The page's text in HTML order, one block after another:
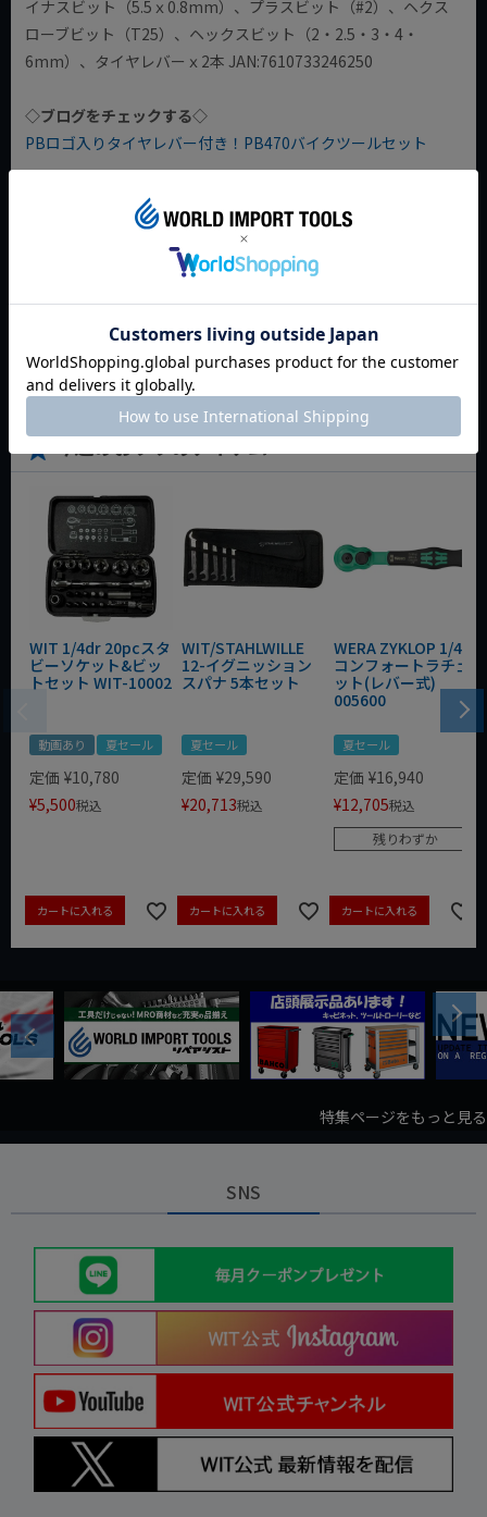
イナスビット（5.5ｘ0.8mm）、プラスビット（#2）、ヘクス
ローブビット（T25）、ヘックスビット（2・2.5・3・4・
6mm）、タイヤレバーｘ2本 JAN:7610733246250
◇ブログをチェックする◇
PBロゴ入りタイヤレバー付き！PB470バイクツールセット
商品についてのお問い合わせ
今週のおすすめアイテム
WIT 1/4dr 20pcスタ
ビーソケット&ビッ
トセット WIT-10002
動画あり 夏セール
定価 ¥10,780
¥5,500税込
カートに入れる
WIT/STAHLWILLE
12-イグニッション
スパナ 5本セット
夏セール
定価 ¥29,590
¥20,713税込
カートに入れる
WERA ZYKLOP 1/4"
コンフォートラチェ
ット(レバー式)
005600
夏セール
定価 ¥16,940
¥12,705税込
残りわずか
カートに入れる
Previous
Next
特集ページをもっと見る
SNS